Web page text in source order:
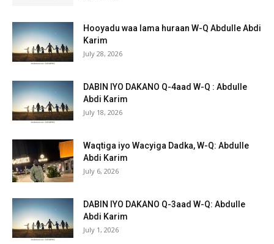
Hooyadu waa lama huraan W-Q Abdulle Abdi
Karim
July 28, 2026
DABIN IYO DAKANO Q-4aad W-Q : Abdulle
Abdi Karim
July 18, 2026
Waqtiga iyo Wacyiga Dadka, W-Q: Abdulle
Abdi Karim
July 6, 2026
DABIN IYO DAKANO Q-3aad W-Q: Abdulle
Abdi Karim
July 1, 2026